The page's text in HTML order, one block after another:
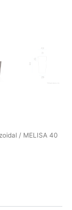
/ MELISA 40